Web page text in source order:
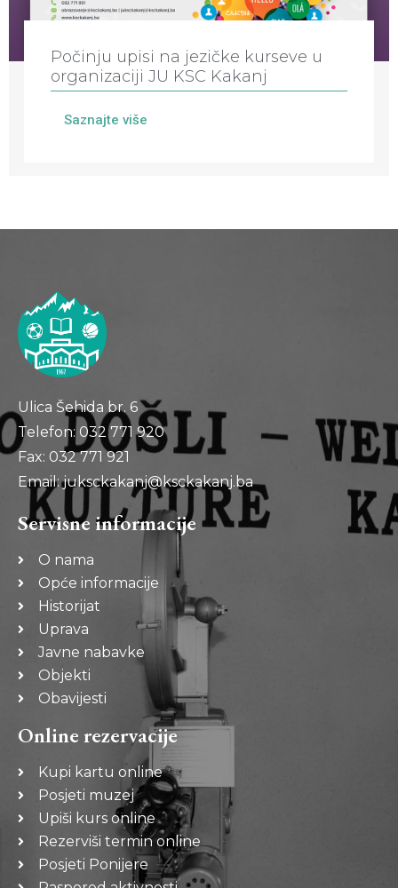
Počinju upisi na jezičke kurseve u
organizaciji JU KSC Kakanj
Saznajte više
Ulica Šehida br. 6
Telefon: 032 771 920
Fax: 032 771 921
Email: juksckakanj@ksckakanj.ba
Servisne informacije
O nama
Opće informacije
Historijat
Uprava
Javne nabavke
Objekti
Obavijesti
Online rezervacije
Kupi kartu online
Posjeti muzej
Upiši kurs online
Rezerviši termin online
Posjeti Ponijere